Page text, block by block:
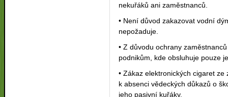
nekuřáků ani zaměstnanců.
• Není důvod zakazovat vodní
nepožaduje.
• Z důvodu ochrany
podnikům, kde obsluhuje pouze
• Zákaz elektronických cigaret
k absenci vědeckých důkazů o
jeho pasivní kuřáky.